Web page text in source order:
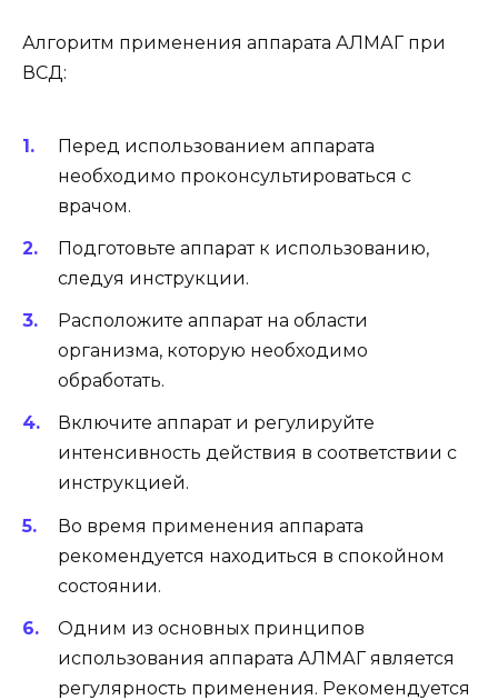
Алгоритм применения аппарата АЛМАГ при
ВСД:
Перед использованием аппарата
необходимо проконсультироваться с
врачом.
Подготовьте аппарат к использованию,
следуя инструкции.
Расположите аппарат на области
организма, которую необходимо
обработать.
Включите аппарат и регулируйте
интенсивность действия в соответствии с
инструкцией.
Во время применения аппарата
рекомендуется находиться в спокойном
состоянии.
Одним из основных принципов
использования аппарата АЛМАГ является
регулярность применения. Рекомендуется